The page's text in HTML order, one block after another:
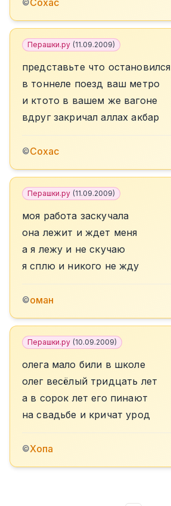
©Сохас
Перашки.ру (11.09.2009)
представьте что остановился
в тоннеле поезд ваш метро
и ктото в вашем же вагоне
вдруг закричал аллах акбар
©Сохас
Перашки.ру (11.09.2009)
моя работа заскучала
она лежит и ждет меня
а я лежу и не скучаю
я сплю и никого не жду
©оман
Перашки.ру (10.09.2009)
олега мало били в школе
олег весёлый тридцать лет
а в сорок лет его пинают
на свадьбе и кричат урод
©Хопа